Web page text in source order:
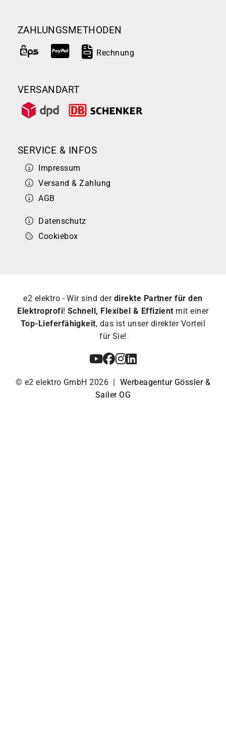
ZAHLUNGSMETHODEN
Rechnung
VERSANDART
SERVICE & INFOS
Impressum
Versand & Zahlung
AGB
Datenschutz
Cookiebox
e2 elektro - Wir sind der direkte Partner für den
Elektroprofi! Schnell, Flexibel & Effizient mit einer
Top-Lieferfähigkeit, das ist unser direkter Vorteil
für Sie!
© e2 elektro GmbH 2026 | Werbeagentur Gössler &
Sailer OG